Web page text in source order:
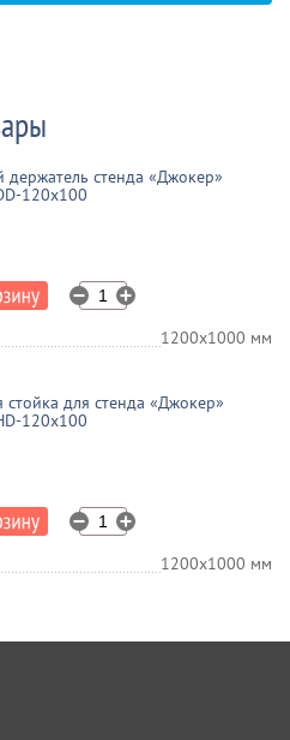
держатель стенда «Джокер»
120x100
1200х1000 мм
стойка для стенда «Джокер»
120x100
1200х1000 мм